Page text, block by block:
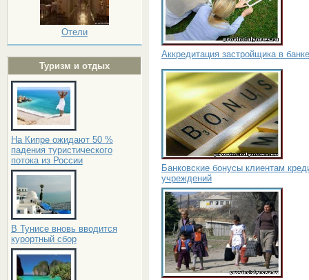
Отели
Туризм и отдых
На Кипре ожидают 50 %
падения туристического
потока из России
В Тунисе вновь вводится
курортный сбор
Аккредитация застройщика в банке
Банковские бонусы клиентам
учреждений